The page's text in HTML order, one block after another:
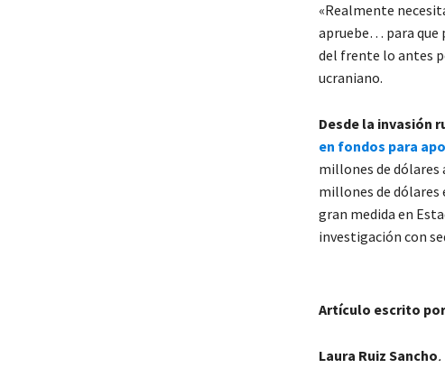
«Realmente
apruebe… para que
del frente lo antes
ucraniano.
Desde la invasión
en fondos para
millones de
millones de dólares
gran medida en
investigación con
Artículo escrito
Laura Ruiz Sancho.